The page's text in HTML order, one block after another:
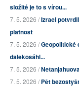
složité je to s vírou...
7. 5. 2026 /Izrael
platnost
7. 5. 2026 /Geopolitické
dalekosáhl...
7. 5. 2026 /
7. 5. 2026 /Pět